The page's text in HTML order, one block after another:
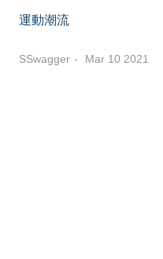
運動潮流
SSwagger Mar 10 2021